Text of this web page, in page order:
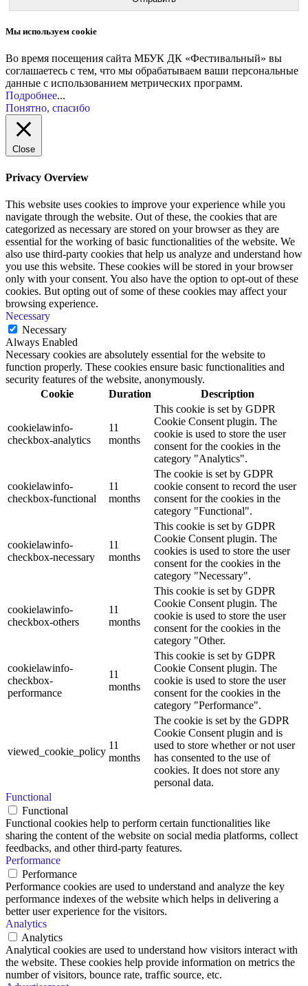
Мы используем cookie
Во время посещения сайта МБУК ДК «Фестивальный» вы
соглашаетесь с тем, что мы обрабатываем ваши персональные
данные с использованием метрических программ.
Подробнее...
Понятно, спасибо
Close
Privacy Overview
This website uses cookies to improve your experience while you
navigate through the website. Out of these, the cookies that are
categorized as necessary are stored on your browser as they are
essential for the working of basic functionalities of the website. We
also use third-party cookies that help us analyze and understand how
you use this website. These cookies will be stored in your browser
only with your consent. You also have the option to opt-out of these
cookies. But opting out of some of these cookies may affect your
browsing experience.
Necessary
Necessary
Always Enabled
Necessary cookies are absolutely essential for the website to
function properly. These cookies ensure basic functionalities and
security features of the website, anonymously.
Cookie
Duration Description
cookielawinfo-
checkbox-analytics
11
months
This cookie is set by GDPR
Cookie Consent plugin. The
cookie is used to store the user
consent for the cookies in the
category "Analytics".
cookielawinfo-
checkbox-functional
11
months
The cookie is set by GDPR
cookie consent to record the user
consent for the cookies in the
category "Functional".
cookielawinfo-
checkbox-necessary
11
months
This cookie is set by GDPR
Cookie Consent plugin. The
cookies is used to store the user
consent for the cookies in the
category "Necessary".
cookielawinfo-
checkbox-others
11
months
This cookie is set by GDPR
Cookie Consent plugin. The
cookie is used to store the user
consent for the cookies in the
category "Other.
cookielawinfo-
checkbox-
performance
11
months
This cookie is set by GDPR
Cookie Consent plugin. The
cookie is used to store the user
consent for the cookies in the
category "Performance".
viewed_cookie_policy
11
months
The cookie is set by the GDPR
Cookie Consent plugin and is
used to store whether or not user
has consented to the use of
cookies. It does not store any
personal data.
Functional
Functional
Functional cookies help to perform certain functionalities like
sharing the content of the website on social media platforms, collect
feedbacks, and other third-party features.
Performance
Performance
Performance cookies are used to understand and analyze the key
performance indexes of the website which helps in delivering a
better user experience for the visitors.
Analytics
Analytics
Analytical cookies are used to understand how visitors interact with
the website. These cookies help provide information on metrics the
number of visitors, bounce rate, traffic source, etc.